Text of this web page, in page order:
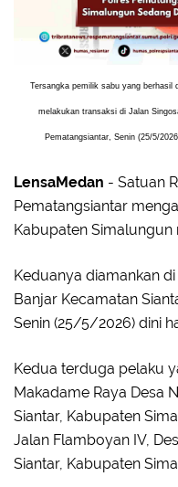
Tersangka pemilik sabu yang berhasil
melakukan transaksi di Jalan
Pematangsiantar, Senin (25/5/
LensaMedan - Satuan
Pematangsiantar
Kabupaten Simalungun
Keduanya diamankan
Banjar Kecamatan
Senin (25/5/2026) dini
Kedua terduga pelaku
Makadame Raya Desa
Siantar, Kabupaten
Jalan Flamboyan IV,
Siantar, Kabupaten